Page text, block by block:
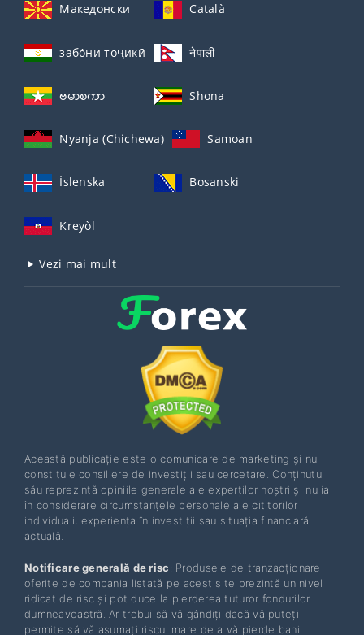
Македонски Català
забо́ни тоҷикӣ́ नेपाली
ဗမာစကာ Shona
Nyanja (Chichewa) Samoan
Íslenska Bosanski
Kreyòl
Vezi mai mult
Această publicație este o comunicare de marketing și nu
constituie consiliere de investiții sau cercetare. Conținutul
său reprezintă opiniile generale ale experților noștri și nu ia
în considerare circumstanțele personale ale cititorilor
individuali, experiența în investiții sau situația financiară
actuală.
Notificare generală de risc: Produsele de tranzacționare
oferite de compania listată pe acest site prezintă un nivel
ridicat de risc și pot duce la pierderea tuturor fondurilor
dumneavoastră. Ar trebui să vă gândiți dacă vă puteți
permite să vă asumați riscul mare de a vă pierde banii.